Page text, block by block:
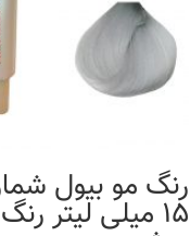
15 میلی لیتر